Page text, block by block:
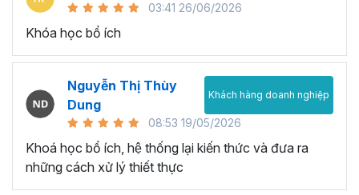
03:41 26/06/2026
Khóa học bổ ích
Nguyễn Thị Thùy
Dung
Khách hàng doanh nghiệp
08:53 19/05/2026
Khoá học bổ ích, hệ thống lại kiến thức và đưa ra
những cách xử lý thiết thực